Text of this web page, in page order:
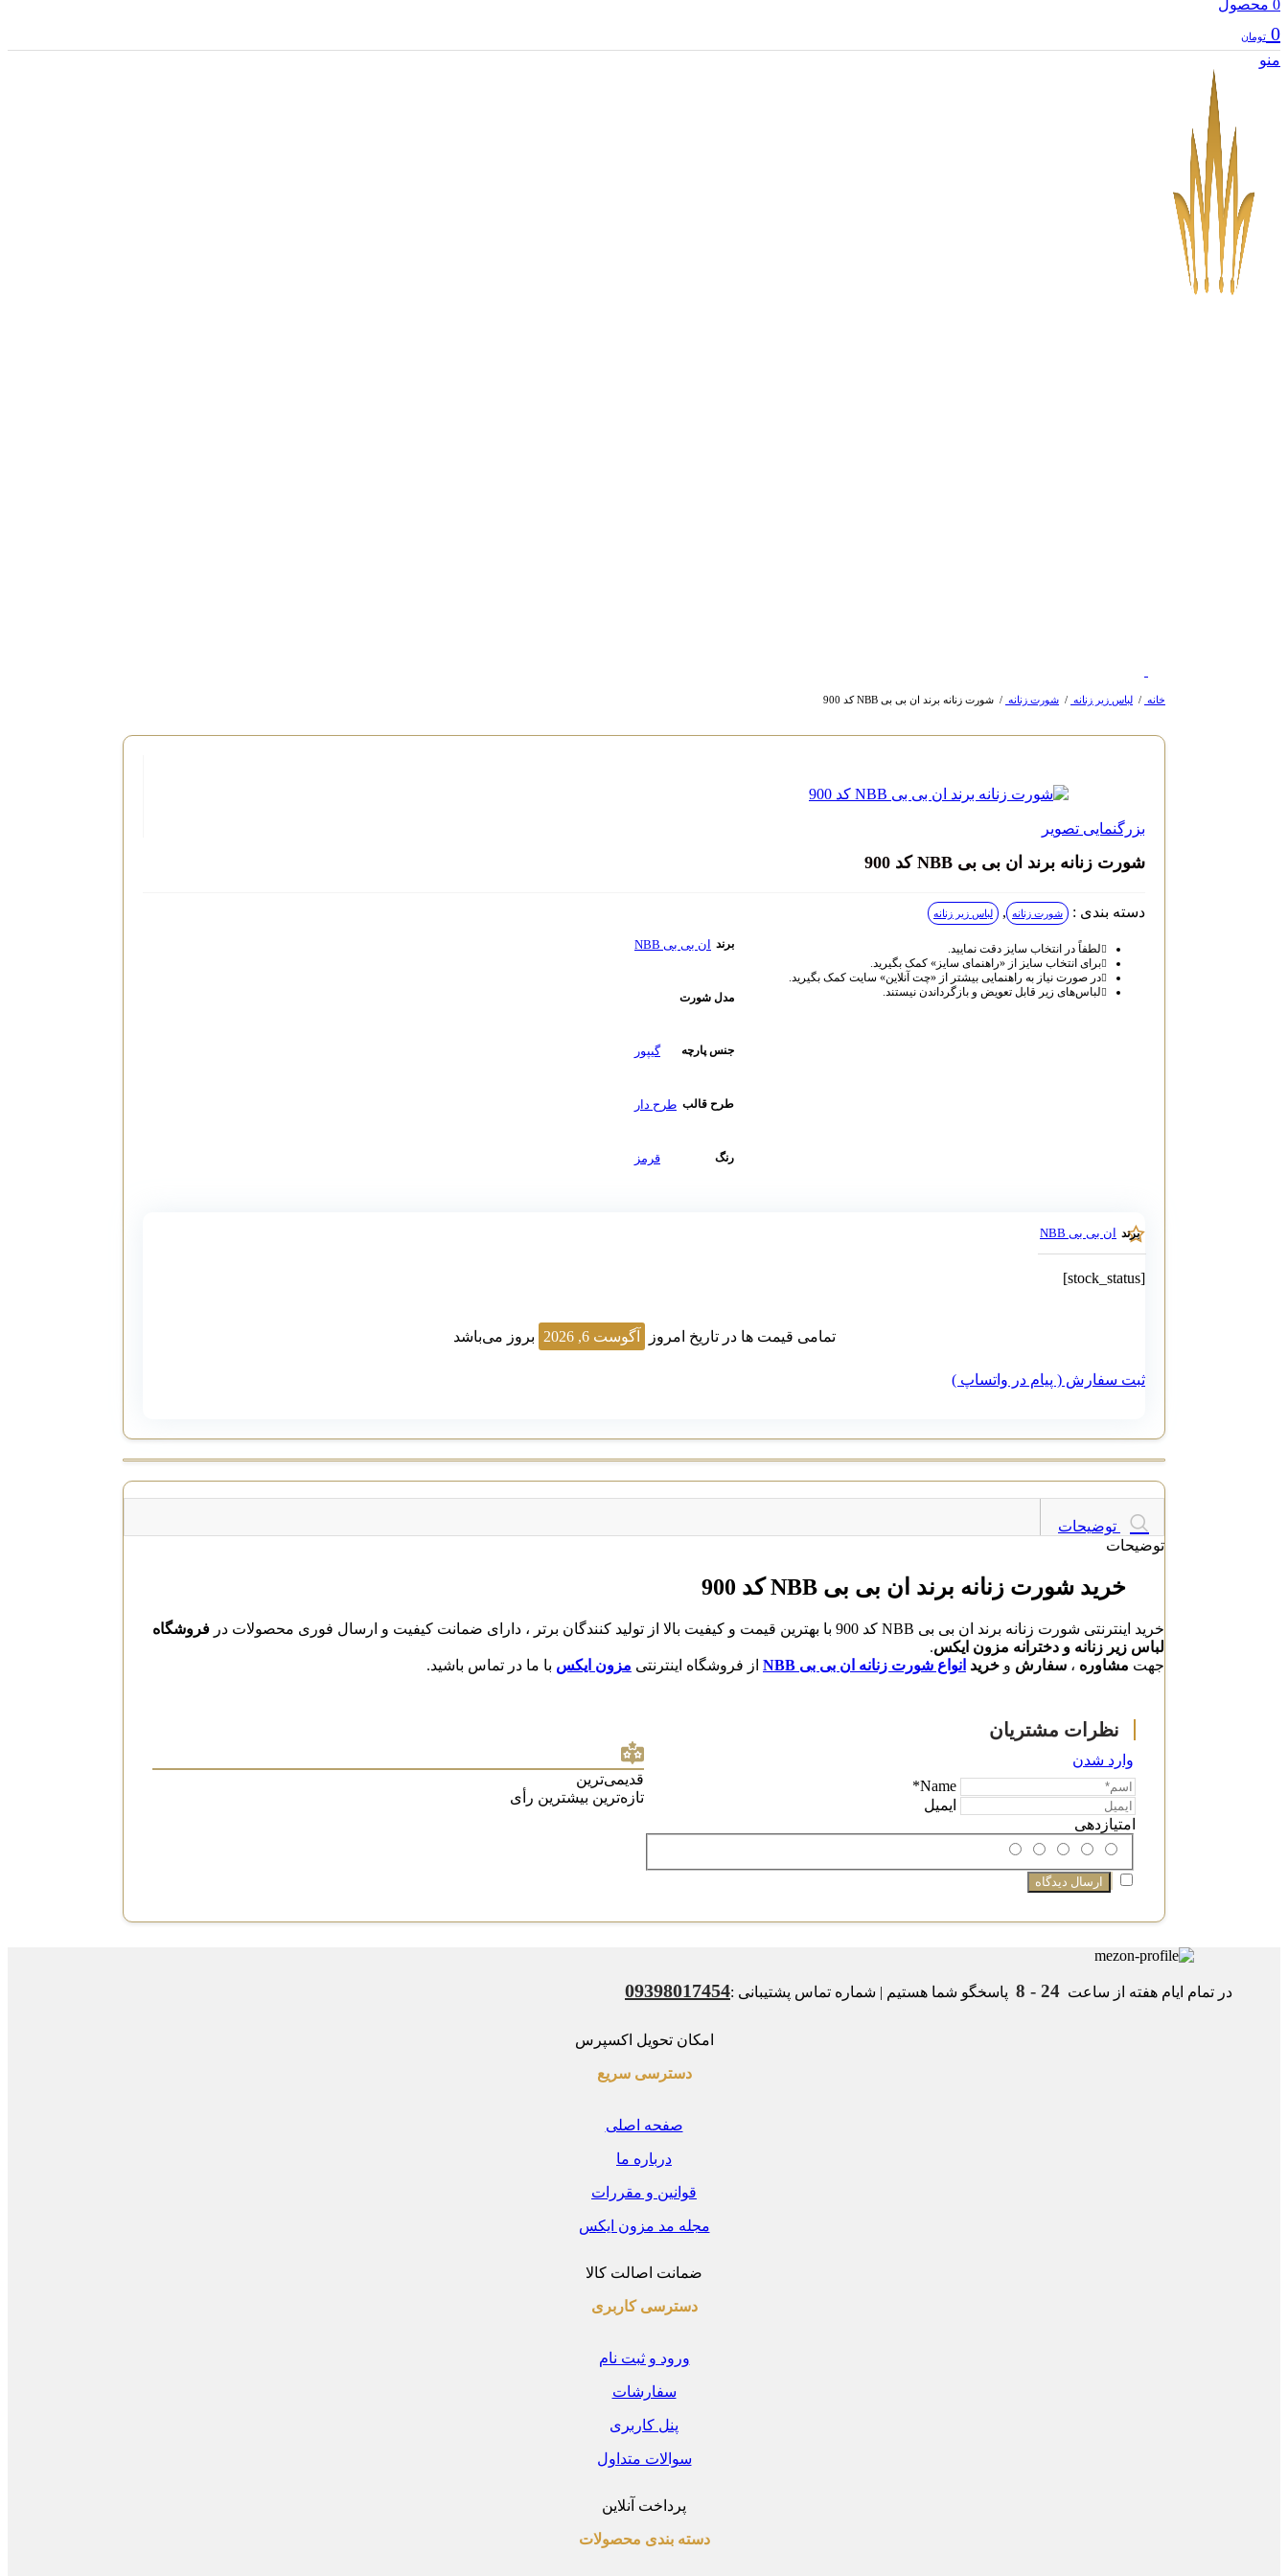
0 محصول
0 تومان
منو
خانه / لباس زیر زنانه / شورت زنانه / شورت زنانه برند ان بی بی NBB کد 900
بزرگنمایی تصویر
شورت زنانه برند ان بی بی NBB کد 900
دسته بندی : شورت زنانه , لباس زیر زنانه
لطفاً در انتخاب سایز دقت نمایید.
برای انتخاب سایز از «راهنمای سایز» کمک بگیرید.
در صورت نیاز به راهنمایی بیشتر از «چت آنلاین» سایت کمک بگیرید.
لباس‌های زیر قابل تعویض و بازگرداندن نیستند.
برند ان بی بی NBB
مدل شورت
جنس پارچه گیپور
طرح قالب طرح دار
رنگ قرمز
برند ان بی بی NBB
[stock_status]
تمامی قیمت ها در تاریخ امروز آگوست 6, 2026 بروز می‌باشد
ثبت سفارش ( پیام در واتساپ )
توضیحات
توضیحات
خرید شورت زنانه برند ان بی بی NBB کد 900
خرید اینترنتی شورت زنانه برند ان بی بی NBB کد 900 با بهترین قیمت و کیفیت بالا از تولید کنندگان برتر ، دارای ضمانت کیفیت و ارسال فوری محصولات در
فروشگاه
لباس زیر زنانه و دخترانه مزون ایکس.
جهت مشاوره ، سفارش و خرید انواع شورت زنانه ان بی بی NBB از فروشگاه اینترنتی مزون ایکس با ما در تماس باشید.
وارد شدن
Name*
ایمیل
امتیازدهی
قدیمی‌ترین
تازه‌ترین بیشترین رأی
در تمام ایام هفته از ساعت 24 - 8 پاسخگو شما هستیم | شماره تماس پشتیبانی :09398017454
امکان تحویل اکسپرس
دسترسی سریع
صفحه اصلی
درباره ما
قوانین و مقررات
مجله مد مزون ایکس
ضمانت اصالت کالا
دسترسی کاربری
ورود و ثبت نام
سفارشات
پنل کاربری
سوالات متداول
پرداخت آنلاین
دسته بندی محصولات